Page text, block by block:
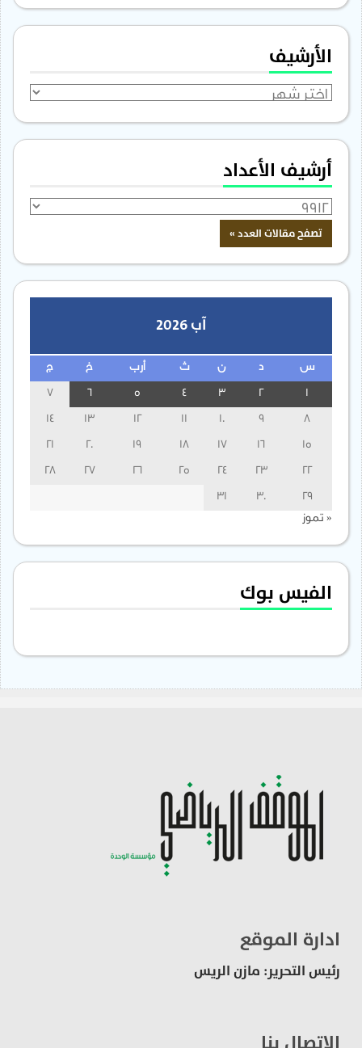
الأرشيف
الأرشيف
أرشيف الأعداد
آب 2026
س ن ث أرب خ ج
3
13
14
15
16
17
18
19
20
21
22
23
24
25
26
27
28
29
30
31
« تموز
الفيس بوك
ادارة الموقع
رئيس التحرير: مازن الريس